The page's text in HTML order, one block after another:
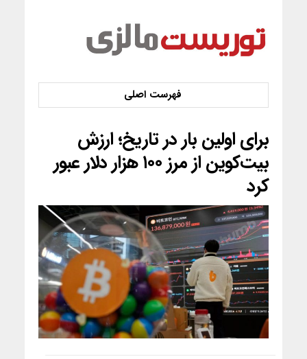
برای اولین بار در تاریخ؛ ارزش
بیت‌کوین از مرز ۱۰۰ هزار دلار عبور
کرد